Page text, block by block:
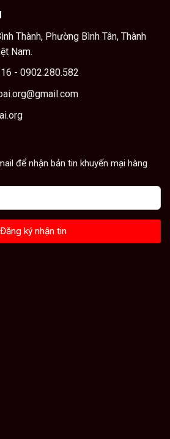
Thành, Phường Bình Tân, Thành
Nam.
- 0902.280.582
để nhận bản tin khuyến mại hàng